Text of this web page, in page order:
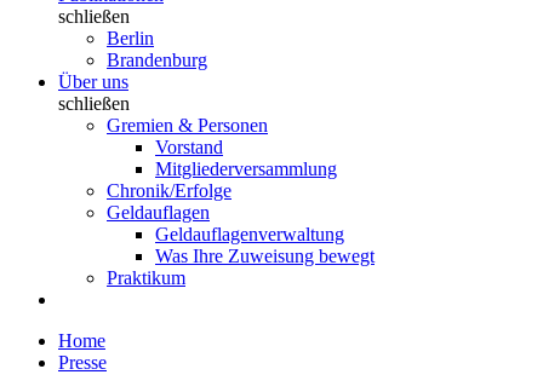
schließen
Berlin
Brandenburg
Über uns
schließen
Gremien & Personen
Vorstand
Mitgliederversammlung
Chronik/Erfolge
Geldauflagen
Geldauflagenverwaltung
Was Ihre Zuweisung bewegt
Praktikum
Home
Presse